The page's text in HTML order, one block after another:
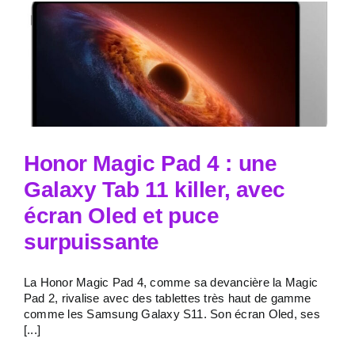
Honor Magic Pad 4 : une
Galaxy Tab 11 killer, avec
écran Oled et puce
surpuissante
La Honor Magic Pad 4, comme sa devancière la Magic
Pad 2, rivalise avec des tablettes très haut de gamme
comme les Samsung Galaxy S11. Son écran Oled, ses
[...]